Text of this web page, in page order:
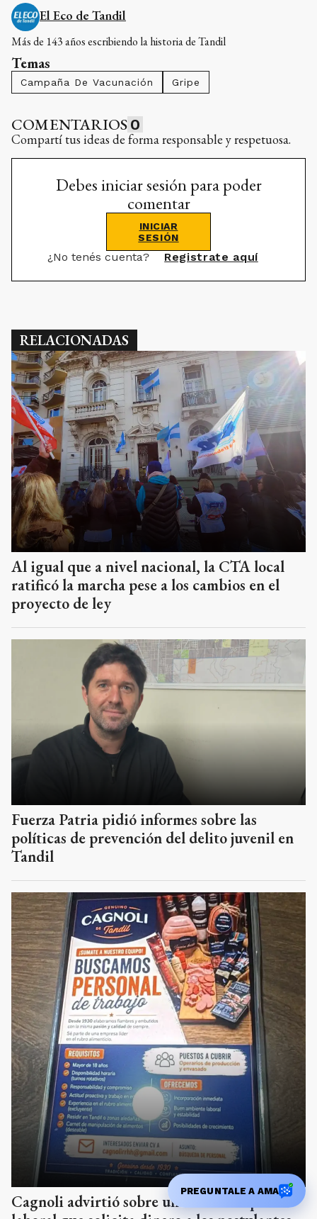
El Eco de Tandil
Más de 143 años escribiendo la historia de Tandil
Temas
Campaña De Vacunación Gripe
COMENTARIOS 0
Compartí tus ideas de forma responsable y respetuosa.
Debes iniciar sesión para poder
comentar
INICIAR
SESIÓN
¿No tenés cuenta? Registrate aquí
RELACIONADAS
Al igual que a nivel nacional, la CTA local
ratificó la marcha pese a los cambios en el
proyecto de ley
Fuerza Patria pidió informes sobre las
políticas de prevención del delito juvenil en
Tandil
Cagnoli advirtió sobre una falsa búsqueda
PREGUNTALE A AMA